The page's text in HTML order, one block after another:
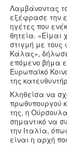
Λαμβάνοντας
εξέφρασε την
ηγέτες που
θητεία. «Είμαι
στιγμή με τους
Κάλας», δήλωσε
επόμενο βήμα
Ευρωπαϊκό
της
Κληθείσα να
πρωθυπουργού
της, η
σημαντικό να
την Ιταλία,
είναι η αρχή